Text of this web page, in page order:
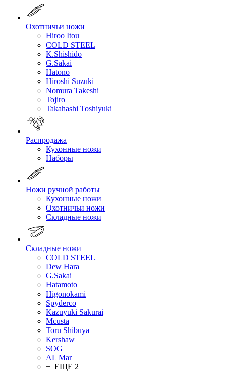
Охотничьи ножи
Hiroo Itou
COLD STEEL
K.Shishido
G.Sakai
Hatono
Hiroshi Suzuki
Nomura Takeshi
Tojiro
Takahashi Toshiyuki
Распродажа
Кухонные ножи
Наборы
Ножи ручной работы
Кухонные ножи
Охотничьи ножи
Складные ножи
Складные ножи
COLD STEEL
Dew Hara
G.Sakai
Hatamoto
Higonokami
Spyderco
Kazuyuki Sakurai
Mcusta
Toru Shibuya
Kershaw
SOG
AL Mar
+ ЕЩЕ 2